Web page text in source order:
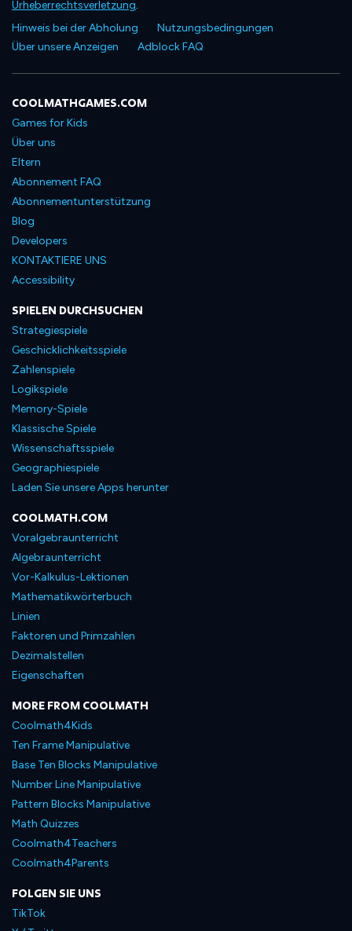
Urheberrechtsverletzung.
Hinweis bei der Abholung
Nutzungsbedingungen
Über unsere Anzeigen
Adblock FAQ
COOLMATHGAMES.COM
Games for Kids
Über uns
Eltern
Abonnement FAQ
Abonnementunterstützung
Blog
Developers
KONTAKTIERE UNS
Accessibility
SPIELEN DURCHSUCHEN
Strategiespiele
Geschicklichkeitsspiele
Zahlenspiele
Logikspiele
Memory-Spiele
Klassische Spiele
Wissenschaftsspiele
Geographiespiele
Laden Sie unsere Apps herunter
COOLMATH.COM
Voralgebraunterricht
Algebraunterricht
Vor-Kalkulus-Lektionen
Mathematikwörterbuch
Linien
Faktoren und Primzahlen
Dezimalstellen
Eigenschaften
MORE FROM COOLMATH
Coolmath4Kids
Ten Frame Manipulative
Base Ten Blocks Manipulative
Number Line Manipulative
Pattern Blocks Manipulative
Math Quizzes
Coolmath4Teachers
Coolmath4Parents
FOLGEN SIE UNS
TikTok